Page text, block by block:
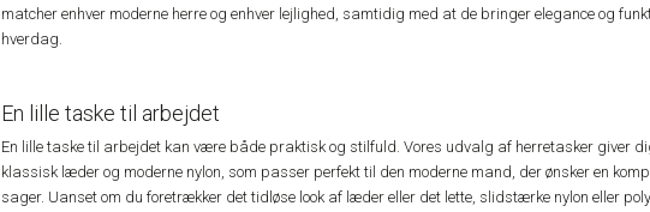
matcher enhver moderne herre og enhver lejlighed, samtidig med at de bringer elegance og
hverdag.
En lille taske til arbejdet
En lille taske til arbejdet kan være både praktisk og stilfuld. Vores udvalg af herretasker giver
klassisk læder og moderne nylon, som passer perfekt til den moderne mand, der ønsker en
sager. Uanset om du foretrækker det tidløse look af læder eller det lette, slidstærke nylon eller